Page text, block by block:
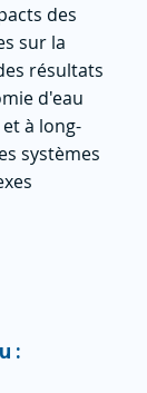
des
sur la
résultats
d'eau
à long-
systèmes
: